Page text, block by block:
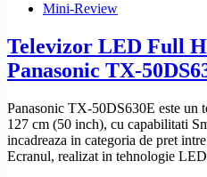
Mini-Review
Televizor LED Full
Panasonic TX-
Panasonic TX-50DS630E este un
127 cm (50 inch), cu capabilitati
incadreaza in categoria de pret
Ecranul, realizat in tehnologie